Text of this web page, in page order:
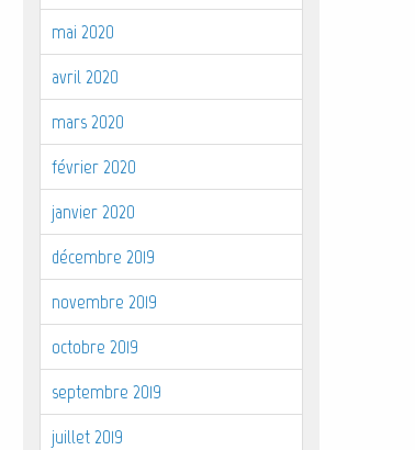
mai 2020
avril 2020
mars 2020
février 2020
janvier 2020
décembre 2019
novembre 2019
octobre 2019
septembre 2019
juillet 2019